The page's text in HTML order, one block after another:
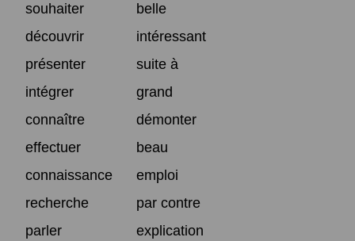
souhaiter
belle
découvrir
intéressant
présenter
suite à
intégrer
grand
connaître
démonter
effectuer
beau
connaissance
emploi
recherche
par contre
parler
explication